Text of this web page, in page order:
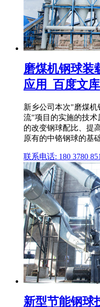
磨煤机钢球装
应用_百度文库
新乡公司本次"磨煤
流"项目的实施的技术
的改变钢球配比、提
原有的中铬钢球的基
联系电话: 180 3780
新型节能钢球